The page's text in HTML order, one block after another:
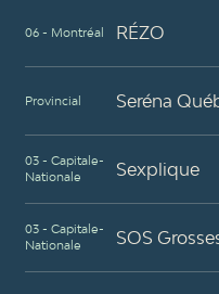
06 - Montréal RÉZO
Provincial Seréna
03 - Capitale-
Nationale
Sexplique
03 - Capitale-
Nationale
SOS